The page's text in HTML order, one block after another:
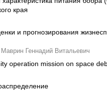
края
и прогнозирования
Маврин Геннадий Витальевич
operation mission on space